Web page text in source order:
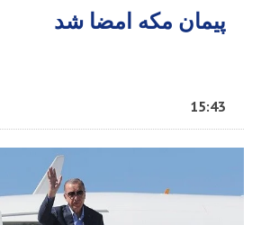
پیمان مکه امضا شد
15:43